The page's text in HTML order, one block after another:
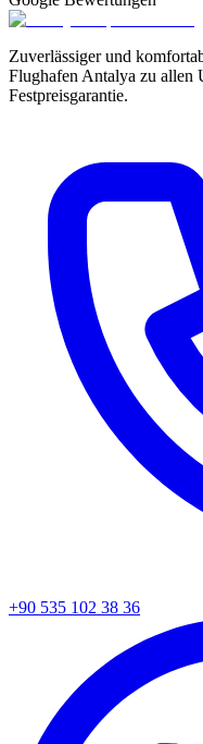
Zuverlässiger und
Flughafen Antalya zu allen
Festpreisgarantie.
+90 535 102 38 36